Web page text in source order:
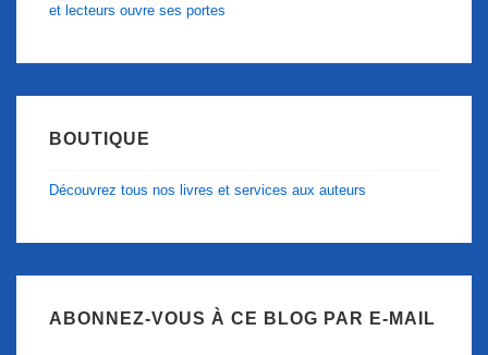
et lecteurs ouvre ses portes
BOUTIQUE
Découvrez tous nos livres et services aux auteurs
ABONNEZ-VOUS À CE BLOG PAR E-MAIL